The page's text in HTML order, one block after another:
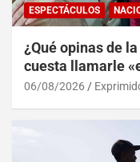
ESPECTÁCULOS
¿Qué opinas de
cuesta llamarle
las partes
06/08/2026